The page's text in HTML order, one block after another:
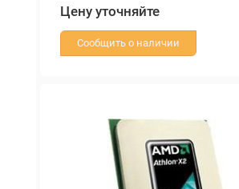
Цену уточняйте
Сообщить о наличии